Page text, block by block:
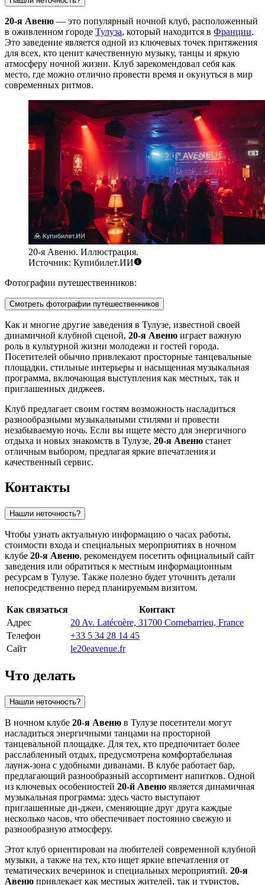
20-я Авеню — это популярный ночной клуб, расположенный
в оживленном городе Тулуза, который находится в Франции.
Это заведение является одной из ключевых точек притяжения
для всех, кто ценит качественную музыку, танцы и яркую
атмосферу ночной жизни. Клуб зарекомендовал себя как
место, где можно отлично провести время и окунуться в мир
современных ритмов.
20-я Авеню. Иллюстрация.
Источник: Купибилет.ИИ
Фотографии путешественников:
Смотреть фотографии путешественников
Как и многие другие заведения в Тулузе, известной своей
динамичной клубной сценой, 20-я Авеню играет важную
роль в культурной жизни молодежи и гостей города.
Посетителей обычно привлекают просторные танцевальные
площадки, стильные интерьеры и насыщенная музыкальная
программа, включающая выступления как местных, так и
приглашенных диджеев.
Клуб предлагает своим гостям возможность насладиться
разнообразными музыкальными стилями и провести
незабываемую ночь. Если вы ищете место для энергичного
отдыха и новых знакомств в Тулузе, 20-я Авеню станет
отличным выбором, предлагая яркие впечатления и
качественный сервис.
Контакты
Нашли неточность?
Чтобы узнать актуальную информацию о часах работы,
стоимости входа и специальных мероприятиях в ночном
клубе 20-я Авеню, рекомендуем посетить официальный сайт
заведения или обратиться к местным информационным
ресурсам в Тулузе. Также полезно будет уточнить детали
непосредственно перед планируемым визитом.
Как связаться
Контакт
Адрес
20 Av. Latécoère, 31700 Cornebarrieu, France
Телефон
+33 5 34 28 14 45
Сайт
le20eavenue.fr
Что делать
Нашли неточность?
В ночном клубе 20-я Авеню в Тулузе посетители могут
насладиться энергичными танцами на просторной
танцевальной площадке. Для тех, кто предпочитает более
расслабленный отдых, предусмотрена комфортабельная
лаунж-зона с удобными диванами. В клубе работает бар,
предлагающий разнообразный ассортимент напитков. Одной
из ключевых особенностей 20-й Авеню является динамичная
музыкальная программа: здесь часто выступают
приглашенные ди-джеи, сменяющие друг друга каждые
несколько часов, что обеспечивает постоянно свежую и
разнообразную атмосферу.
Этот клуб ориентирован на любителей современной клубной
музыки, а также на тех, кто ищет яркие впечатления от
тематических вечеринок и специальных мероприятий. 20-я
Авеню привлекает как местных жителей, так и туристов,